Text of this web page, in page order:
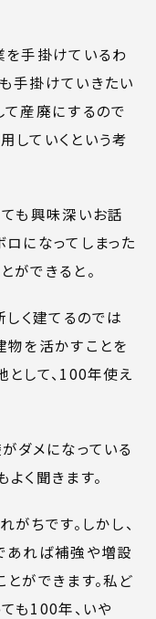
を手掛けているわ
手掛けていきたい
て産廃にするので
していくという考
も興味深いお話
ロになってしまった
ができると。
しく建てるのでは
物を活かすことを
として、100年使え
ダメになっている
く聞きます。
ちです。しかし、
あれば補強や増設
ができます。私ど
も100年、いや